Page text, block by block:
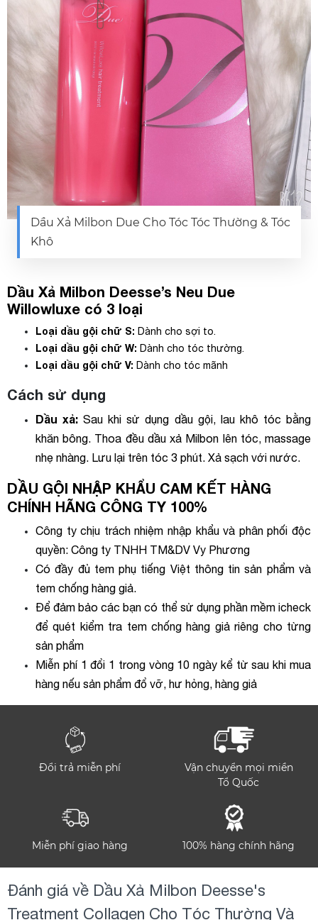
Dầu Xả Milbon Due Cho Tóc Tóc Thường & Tóc
Khô
Dầu Xả Milbon Deesse’s Neu Due
Willowluxe có 3 loại
Loại dầu gội chữ S: Dành cho sợi to.
Loại dầu gội chữ W: Dành cho tóc thường.
Loại dầu gội chữ V: Dành cho tóc mãnh
Cách sử dụng
Dầu xả: Sau khi sử dụng dầu gội, lau khô tóc bằng
khăn bông. Thoa đều dầu xả Milbon lên tóc, massage
nhẹ nhàng. Lưu lại trên tóc 3 phút. Xả sạch với nước.
DẦU GỘI NHẬP KHẨU CAM KẾT HÀNG
CHÍNH HÃNG CÔNG TY 100%
Công ty chịu trách nhiệm nhập khẩu và phân phối độc
quyền: Công ty TNHH TM&DV Vy Phương
Có đầy đủ tem phụ tiếng Việt thông tin sản phẩm và
tem chống hàng giả.
Để đảm bảo các bạn có thể sử dụng phần mềm icheck
để quét kiểm tra tem chống hàng giả riêng cho từng
sản phẩm
Miễn phí 1 đổi 1 trong vòng 10 ngày kể từ sau khi mua
hàng nếu sản phẩm đổ vỡ, hư hỏng, hàng giả
Đổi trả miễn phí
Vận chuyển mọi miền
Tổ Quốc
Miễn phí giao hàng 100% hàng chính hãng
Đánh giá về Dầu Xả Milbon Deesse's
Treatment Collagen Cho Tóc Thường Và